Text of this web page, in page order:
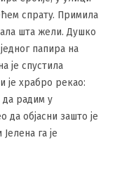
спрату. Примила
шта жели. Душко
папира на
је спустила
је храбро рекао:
да радим у
да објасни зашто је
га је